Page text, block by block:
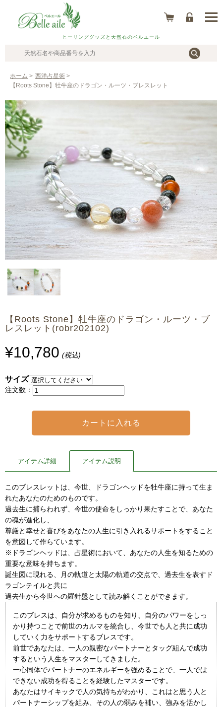
ヒーリンググッズと天然石のベルエール
ホーム > 西洋占星術 >
【Roots Stone】牡牛座のドラゴン・ルーツ・ブレスレット
【Roots Stone】牡牛座のドラゴン・ルーツ・ブ
レスレット(robr202102)
¥10,780 (税込)
サイズ
注文数：
アイテム詳細 アイテム説明
このブレスレットは、今世、ドラゴンヘッドを牡牛座に持って生ま
れたあなたのためのものです。
過去生に捕らわれず、今世の使命をしっかり果たすことで、あなた
の魂が進化し、
尊厳と幸せと喜びをあなたの人生に引き入れるサポートをすること
を意図して作らています。
※ドラゴンヘッドは、占星術において、あなたの人生を知るための
重要な意味を持ちます。
誕生図に現れる、月の軌道と太陽の軌道の交点で、過去生を表すド
ラゴンテイルと共に
過去生から今世への羅針盤として読み解くことができます。
このブレスは、自分が求めるものを知り、自分のパワーをしっ
かり持つことで前世のカルマを統合し、今世でも人と共に成功
していく力をサポートするブレスです。
前世であなたは、一人の親密なパートナーとタッグ組んで成功
するという人生をマスターしてきました。
一心同体でパートナーのエネルギーを強めることで、一人では
できない成功を得ることを経験したマスターです。
あなたはサイキックで人の気持ちがわかり、これはと思う人と
パートナーシップを組み、その人の弱みを補い、強みを活かし